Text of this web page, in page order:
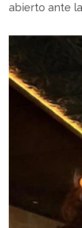
abierto ante